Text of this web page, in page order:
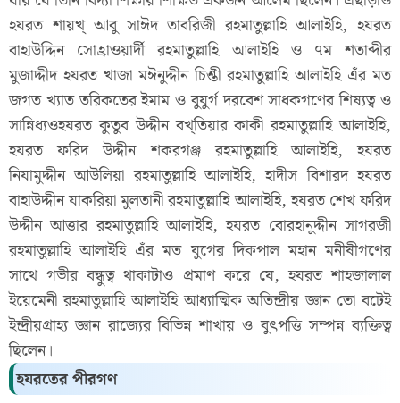
হযরত শায়খ্ আবু সাঈদ তাবরিজী রহমাতুল্লাহি আলাইহি, হযরত
বাহাউদ্দিন সোহ্রাওয়ার্দী রহমাতুল্লাহি আলাইহি ও ৭ম শতাব্দীর
মুজাদ্দীদ হযরত খাজা মঈনুদ্দীন চিশ্তী রহমাতুল্লাহি আলাইহি এঁর মত
জগত খ্যাত তরিকতের ইমাম ও বুযুর্গ দরবেশ সাধকগণের শিষ্যত্ব ও
সান্নিধ্যওহযরত কুতুব উদ্দীন বখ্তিয়ার কাকী রহমাতুল্লাহি আলাইহি,
হযরত ফরিদ উদ্দীন শকরগঞ্জ রহমাতুল্লাহি আলাইহি, হযরত
নিযামুদ্দীন আউলিয়া রহমাতুল্লাহি আলাইহি, হাদীস বিশারদ হযরত
বাহাউদ্দীন যাকরিয়া মুলতানী রহমাতুল্লাহি আলাইহি, হযরত শেখ ফরিদ
উদ্দীন আত্তার রহমাতুল্লাহি আলাইহি, হযরত বোরহানুদ্দীন সাগরজী
রহমাতুল্লাহি আলাইহি এঁর মত যুগের দিকপাল মহান মনীষীগণের
সাথে গভীর বন্ধুত্ব থাকাটাও প্রমাণ করে যে, হযরত শাহজালাল
ইয়েমেনী রহমাতুল্লাহি আলাইহি আধ্যাত্মিক অতিন্দ্রীয় জ্ঞান তো বটেই
ইন্দ্রীয়গ্রাহ্য জ্ঞান রাজ্যের বিভিন্ন শাখায় ও বুৎপত্তি সম্পন্ন ব্যক্তিত্ব
ছিলেন।
হযরতের পীরগণ